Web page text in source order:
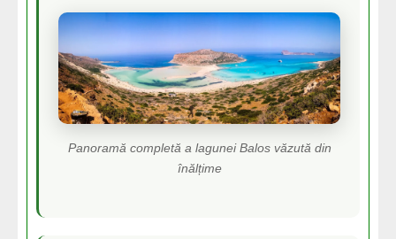
Panoramă completă a lagunei Balos văzută din
înălțime